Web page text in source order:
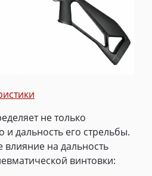
не только
дальность его стрельбы.
на дальность
винтовки: